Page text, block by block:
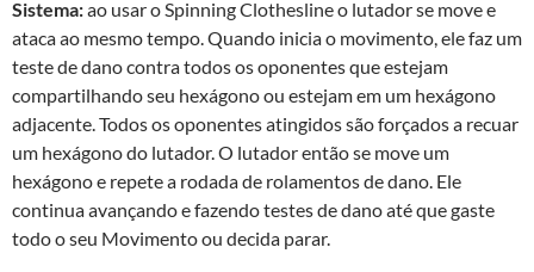
Sistema:ao usar o Spinning Clothesline o lutador se move e
ataca ao mesmo tempo. Quando inicia o movimento, ele faz um
teste de dano contra todos os oponentes que estejam
compartilhando seu hexágono ou estejam em um hexágono
adjacente. Todos os oponentes atingidos são forçados a recuar
um hexágono do lutador. O lutador então se move um
hexágono e repete a rodada de rolamentos de dano. Ele
continua avançando e fazendo testes de dano até que gaste
todo o seu Movimento ou decida parar.